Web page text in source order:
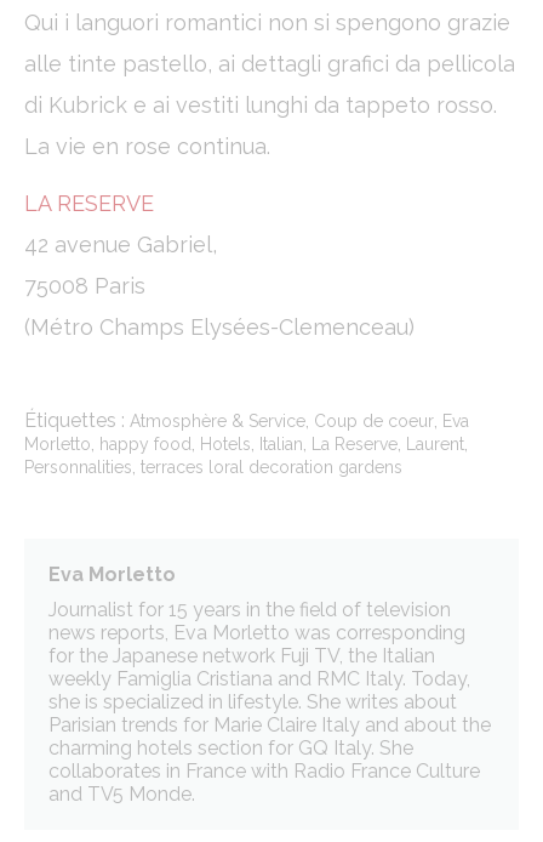
Qui i languori romantici non si spengono grazie
alle tinte pastello, ai dettagli grafici da pellicola
di Kubrick e ai vestiti lunghi da tappeto rosso.
La vie en rose continua.
LA RESERVE
42 avenue Gabriel,
75008 Paris
(Métro Champs Elysées-Clemenceau)
Étiquettes : Atmosphère & Service, Coup de coeur, Eva
Morletto, happy food, Hotels, Italian, La Reserve, Laurent,
Personnalities, terraces loral decoration gardens
Eva Morletto
Journalist for 15 years in the field of television
news reports, Eva Morletto was corresponding
for the Japanese network Fuji TV, the Italian
weekly Famiglia Cristiana and RMC Italy. Today,
she is specialized in lifestyle. She writes about
Parisian trends for Marie Claire Italy and about the
charming hotels section for GQ Italy. She
collaborates in France with Radio France Culture
and TV5 Monde.